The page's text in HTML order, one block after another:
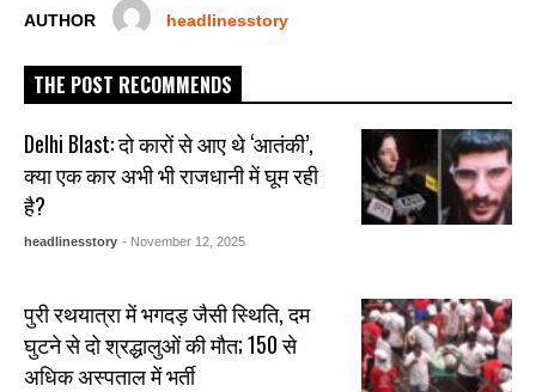
AUTHOR headlinesstory
THE POST RECOMMENDS
Delhi Blast: दो कारों से आए थे ‘आतंकी’,
क्या एक कार अभी भी राजधानी में घूम रही
है?
headlinesstory - November 12, 2025
पुरी रथयात्रा में भगदड़ जैसी स्थिति, दम
घुटने से दो श्रद्धालुओं की मौत; 150 से
अधिक अस्पताल में भर्ती